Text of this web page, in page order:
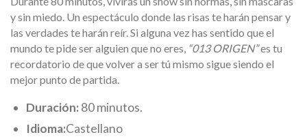
y sin miedo. Un espectáculo donde las risas te harán pensar y
las verdades te harán reír. Si alguna vez has sentido que el
mundo te pide ser alguien que no eres, “013 ORIGEN”es tu
recordatorio de que volver a ser tú mismo sigue siendo el
mejor punto de partida.
Duración:80 minutos.
Idioma:Castellano